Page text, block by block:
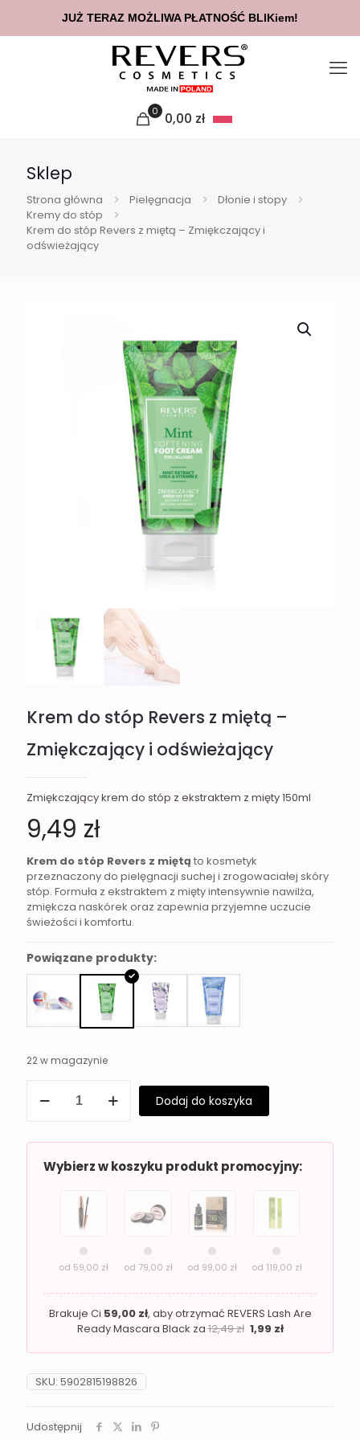
0 0,00 zł
Sklep
Strona główna Pielęgnacja
Dłonie i stopy
Kremy do stóp
Krem do stóp Revers z miętą – Zmiękczający i
odświeżający
Krem do stóp Revers z miętą –
Zmiękczający i odświeżający
Zmiękczający krem do stóp z ekstraktem z mięty 150ml
9,49 zł
Krem do stóp Revers z miętą to kosmetyk
przeznaczony do pielęgnacji suchej i zrogowaciałej skóry
stóp. Formuła z ekstraktem z mięty intensywnie nawilża,
zmiękcza naskórek oraz zapewnia przyjemne uczucie
świeżości i komfortu.
Powiązane produkty:
22 w magazynie
Krem
Revers
Zmiękczający
Dodaj do koszyka
Wybierz w koszyku produkt promocyjny:
od 59,00 zł od 79,00 zł od 99,00 zł od 119,00 zł
Brakuje Ci 59,00 zł, aby otrzymać REVERS Lash Are
Ready Mascara Black za12,49zł 1,99 zł
SKU: 5902815198826
Udostępnij
JUŻ TERAZ MOŻLIWA PŁATNOŚĆ BLIKiem!